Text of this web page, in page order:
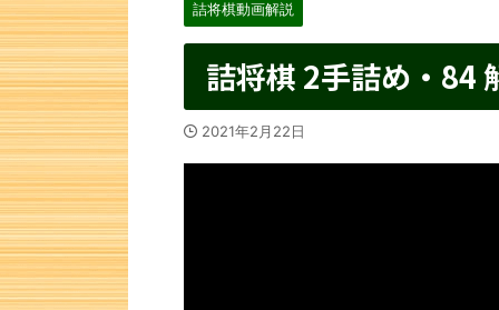
詰将棋動画解説
詰将棋 2手詰め・84
2021年2月22日